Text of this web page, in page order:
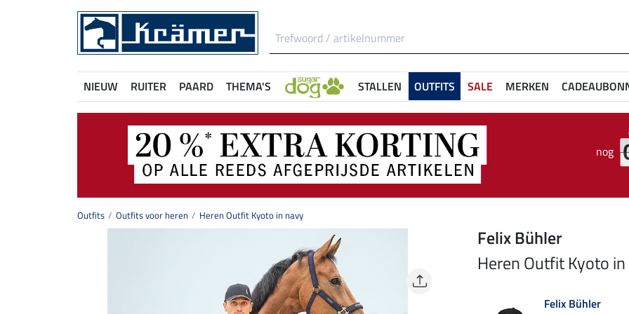
NIEUW RUITER PAARD THEMA'S STALLEN OUTFITS SALE MERKEN
nog
Outfits Outfits voor heren Heren Outfit Kyoto in navy
Felix Bühler
Heren Outfit Kyoto
Felix Bühler